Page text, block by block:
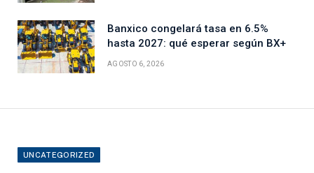
Banxico congelará tasa en 6.5%
hasta 2027: qué esperar según BX+
AGOSTO 6, 2026
UNCATEGORIZED